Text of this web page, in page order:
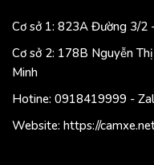
Cơ sở 1: 823A Đường 3/2
Cơ sở 2: 178B Nguyễn
Minh
Hotine: 0918419999 -
Website: https://